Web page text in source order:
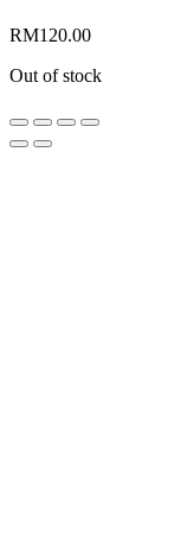
RM120.00
Out of stock